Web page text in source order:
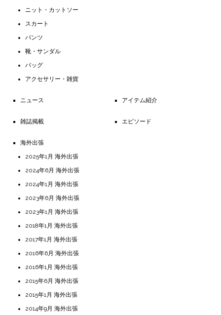
ニット・カットソー
スカート
パンツ
靴・サンダル
バッグ
アクセサリー・雑貨
ニュース アイテム紹介
雑誌掲載 エピソード
海外出張
2025年1月 海外出張
2024年6月 海外出張
2024年1月 海外出張
2023年6月 海外出張
2023年1月 海外出張
2018年1月 海外出張
2017年1月 海外出張
2016年6月 海外出張
2016年1月 海外出張
2015年6月 海外出張
2015年1月 海外出張
2014年9月 海外出張